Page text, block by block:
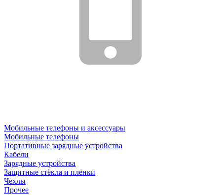
Мобильные телефоны и аксессуары
Мобильные телефоны
Портативные зарядные устройства
Кабели
Зарядные устройства
Защитные стёкла и плёнки
Чехлы
Прочее